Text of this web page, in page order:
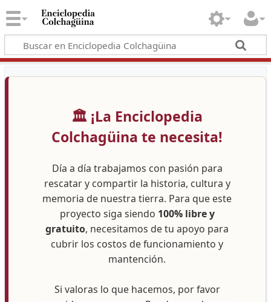
🏛️ ¡La Enciclopedia
Colchagüina te necesita!
Día a día trabajamos con pasión para
rescatar y compartir la historia, cultura y
memoria de nuestra tierra. Para que este
proyecto siga siendo 100% libre y
gratuito, necesitamos de tu apoyo para
cubrir los costos de funcionamiento y
mantención.
Si valoras lo que hacemos, por favor